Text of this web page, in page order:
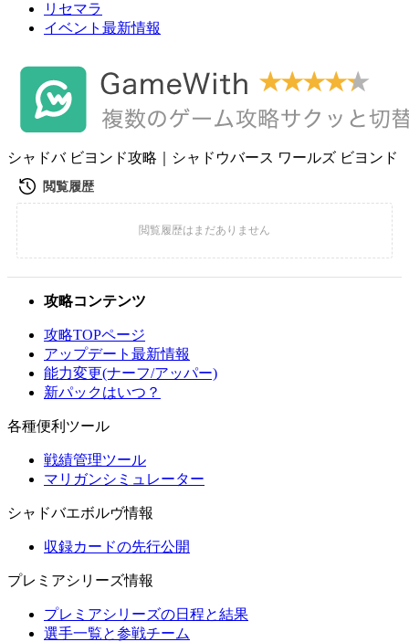
リセマラ
イベント最新情報
シャドバ ビヨンド攻略｜シャドウバース ワールズ ビヨンド
攻略コンテンツ
攻略TOPページ
アップデート最新情報
能力変更(ナーフ/アッパー)
新パックはいつ？
各種便利ツール
戦績管理ツール
マリガンシミュレーター
シャドバエボルヴ情報
収録カードの先行公開
プレミアシリーズ情報
プレミアシリーズの日程と結果
選手一覧と参戦チーム